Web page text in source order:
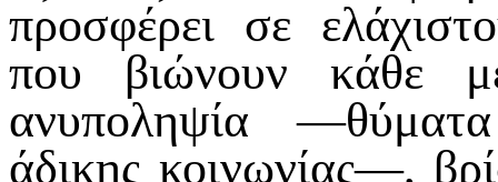
προσφέρει σε
που βιώνουν κάθε
ανυποληψία
άδικης κοινωνίας—,